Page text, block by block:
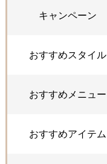
キャンペーン
おすすめスタイル
おすすめメニュー
おすすめアイテム